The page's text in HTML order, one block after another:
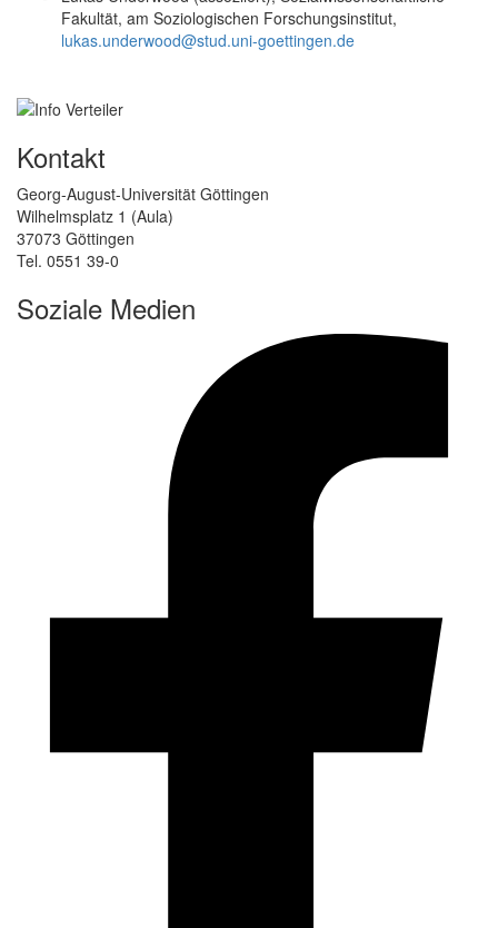
Fakultät, am Soziologischen Forschungsinstitut,
lukas.underwood@stud.uni-goettingen.de
Kontakt
Georg-August-Universität Göttingen
Wilhelmsplatz 1 (Aula)
37073 Göttingen
Tel. 0551 39-0
Soziale Medien